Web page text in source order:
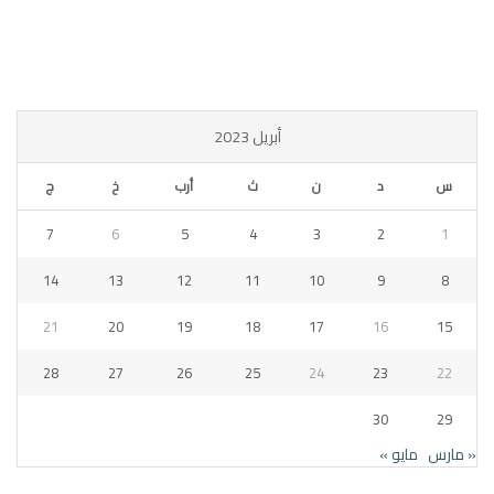
أبريل 2023
س د ن ث أرب خ ج
1
2
3
4
5
6
7
8
9
10
11
12
13
14
15
16
17
18
19
20
21
22
23
24
25
26
27
28
29
30
« مارس مايو »